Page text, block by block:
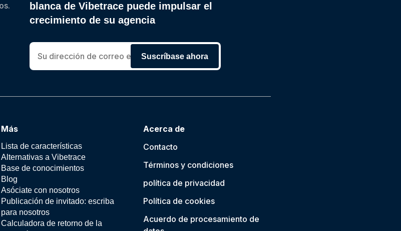
blanca de Vibetrace puede impulsar el
crecimiento de su agencia
Suscríbase ahora
Más
Lista de características
Alternativas a Vibetrace
Base de conocimientos
Blog
Asóciate con nosotros
Publicación de invitado: escriba
para nosotros
Calculadora de retorno de la
Acerca de
Contacto
Términos y condiciones
política de privacidad
Política de cookies
Acuerdo de procesamiento de